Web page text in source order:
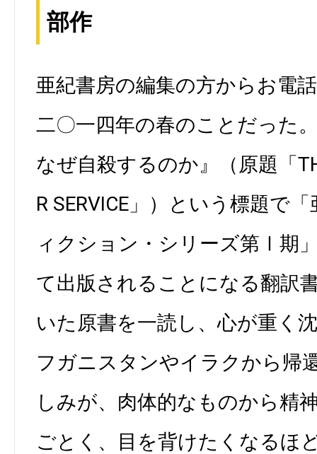
部作
亜紀書房の編集の方からお電
二〇一四年の春のことだった
なぜ自殺するのか』（原題「
R SERVICE」）という標題で
ィクション・シリーズ第Ⅰ期
て出版されることになる翻訳
いた原書を一読し、心が重く
フガニスタンやイラクから帰
しみが、肉体的なものから精
ごとく、目を背けたくなるほ